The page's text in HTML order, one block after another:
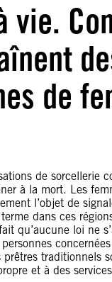
vie.
de
de sorcellerie
à la mort. Les
l’objet de
dans ces
qu’aucune loi ne
traditionnels
et à des